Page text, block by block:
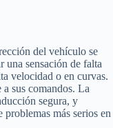
del vehículo se
una sensación de falta
velocidad o en curvas.
sus comandos. La
segura, y
más serios en